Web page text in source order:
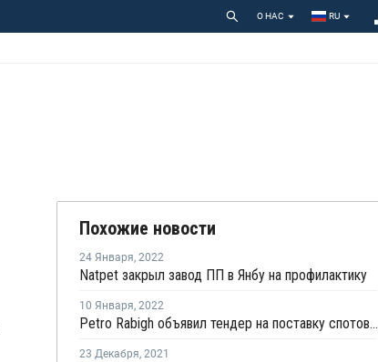
О НАС RU
Похожие новости
24 Января, 2022
Natpet закрыл завод ПП в Янбу на профилактику
10 Января, 2022
Petro Rabigh объявил тендер на поставку спотовой партии пропилена с отгрузкой в середине января
23 Декабря, 2021